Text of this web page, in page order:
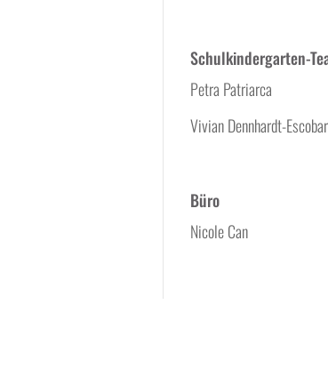
Schulkindergarten-
Petra Patriarca
Vivian Dennhardt-Escobar
Büro
Nicole Can